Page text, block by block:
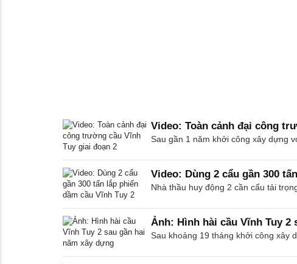
Video: Toàn cảnh đại công
Sau gần 1 năm khởi công xây dựng
Video: Dùng 2 cẩu gần 300
Nhà thầu huy động 2 cần cẩu tải
Ảnh: Hình hài cầu Vĩnh Tuy 2
Sau khoảng 19 tháng khởi công xây